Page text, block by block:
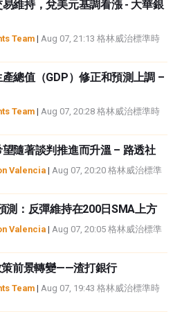
者將不承擔任何錯誤，遺漏或任何損失，傷害
起的。錯誤和遺漏除外。本文作者和
內容無意提供任何投資建議。
維持，兌美元基調看漲 - 大華銀
Team | Aug 07, 21:13 格林威治標準時
總值（GDP）修正和預測上調 –
Team | Aug 07, 20:28 格林威治標準時
隨著談判推進而升溫 – 路透社
Valencia | Aug 07, 20:20 格林威治標準
測：反彈維持在200日SMA上方
Valencia | Aug 07, 20:05 格林威治標準
策前景轉變——渣打銀行
Team | Aug 07, 19:43 格林威治標準時